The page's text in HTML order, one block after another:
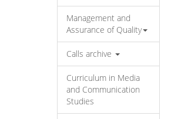
Management and
Assurance of Quality
Calls archive
Curriculum in Media
and Communication
Studies